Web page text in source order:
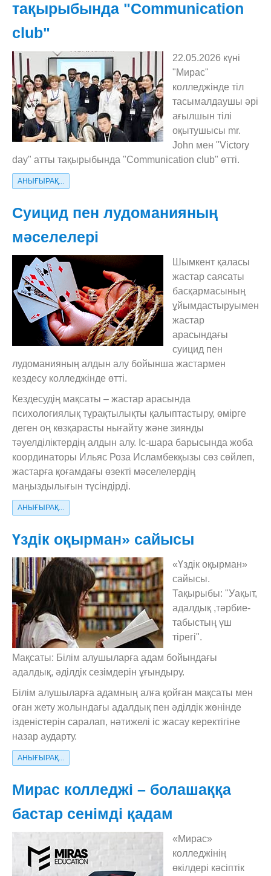
тақырыбында "Сommunication
club"
22.05.2026 күні
"Мирас"
колледжінде тіл
тасымалдаушы әрі
ағылшын тілі
оқытушысы mr.
John мен "Victory
day" атты тақырыбында "Сommunication club" өтті.
АНЫҒЫРАҚ...
Суицид пен лудоманияның
мәселелері
Шымкент қаласы
жастар саясаты
басқармасының
ұйымдастыруымен
жастар
арасындағы
суицид пен
лудоманияның алдын алу бойынша жастармен
кездесу колледжінде өтті.
Кездесудің мақсаты – жастар арасында
психологиялық тұрақтылықты қалыптастыру, өмірге
деген оң көзқарасты нығайту және зиянды
тәуелділіктердің алдын алу. Іс-шара барысында жоба
координаторы Ильяс Роза Исламбекқызы сөз сөйлеп,
жастарға қоғамдағы өзекті мәселелердің
маңыздылығын түсіндірді.
АНЫҒЫРАҚ...
Үздік оқырман» сайысы
«Үздік оқырман»
сайысы.
Тақырыбы: "Уақыт,
адалдық ,тәрбие-
табыстың үш
тірегі".
Мақсаты: Білім алушыларға адам бойындағы
адалдық, әділдік сезімдерін ұғындыру.
Білім алушыларға адамның алға қойған мақсаты мен
оған жету жолындағы адалдық пен әділдік жөнінде
ізденістерін саралап, нәтижелі іс жасау керектігіне
назар аударту.
АНЫҒЫРАҚ...
Мирас колледжі – болашаққа
бастар сенімді қадам
«Мирас»
колледжінің
өкілдері кәсіптік